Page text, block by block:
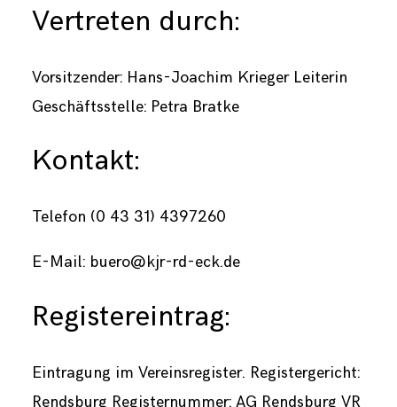
Vertreten durch:
Vorsitzender: Hans-Joachim Krieger Leiterin
Geschäftsstelle: Petra Bratke
Kontakt:
Telefon (0 43 31) 4397260
E-Mail: buero@kjr-rd-eck.de
Registereintrag:
Eintragung im Vereinsregister. Registergericht:
Rendsburg Registernummer: AG Rendsburg VR
DOWNLOADS
KONTAKT